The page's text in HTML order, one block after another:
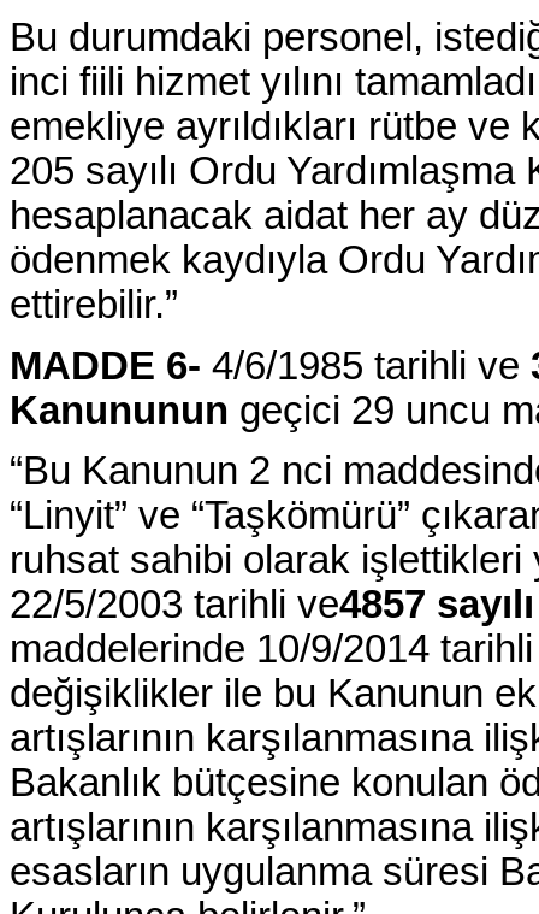
Bu durumdaki personel,
inci fiili hizmet yılını
emekliye ayrıldıkları rütbe
205 sayılı Ordu
hesaplanacak aidat her ay
ödenmek kaydıyla Ordu
ettirebilir.”
MADDE 6- 4/6/1985 tarihli ve
Kanununun geçici 29 uncu
“Bu Kanunun 2 nci
“Linyit” ve “Taşkömürü”
ruhsat sahibi olarak
22/5/2003 tarihli ve4857
maddelerinde 10/9/2014
değişiklikler ile bu Kanunun
artışlarının karşılanmasına
Bakanlık bütçesine konulan
artışlarının karşılanmasına
esasların uygulanma süresi